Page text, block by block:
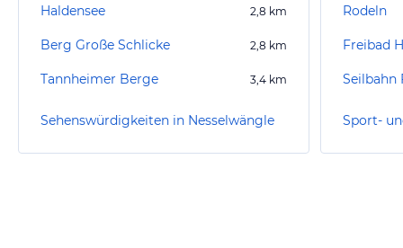
Haldensee 2,8 km
Berg Große Schlicke 2,8 km
Tannheimer Berge 3,4 km
Sehenswürdigkeiten in Nesselwängle
Rodeln
Freibad
Seilbahn